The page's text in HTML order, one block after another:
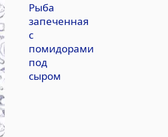
Рыба
запеченная
с
помидорами
под
сыром